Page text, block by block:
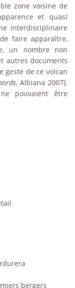
zone voisine de
et quasi
interdisciplinaire
faire apparaître,
un nombre non
autres documents
geste de ce volcan
, Albiana 2007).
pouvaient être
bergers